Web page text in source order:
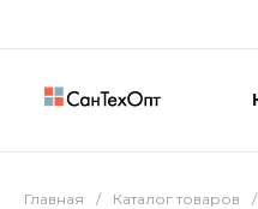
Главная / Каталог товаров /